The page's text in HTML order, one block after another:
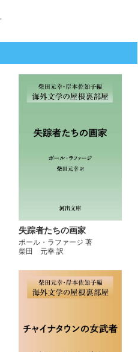
失踪者たちの画家
ポール・ラファージ 著
柴田 元幸 訳